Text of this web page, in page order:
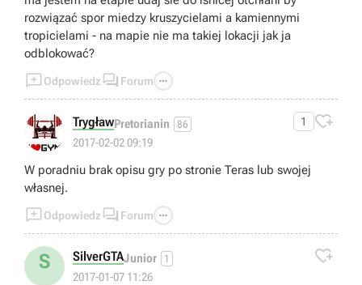
rozwiązać spor miedzy kruszycielami a kamiennymi
tropicielami - na mapie nie ma takiej lokacji jak ja
odblokować?
Odpowiedz  Forum 
TrygławPretorianin 86
2017-02-02 09:19
1 
W poradniu brak opisu gry po stronie Teras lub swojej
własnej.
Odpowiedz  Forum 
S SilverGTAJunior 1
2017-01-07 11:26
